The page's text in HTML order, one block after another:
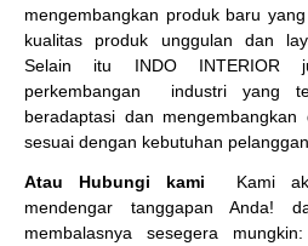
mengembangkan produk baru
kualitas produk unggulan dan
Selain itu INDO INTERIOR
perkembangan industri yang
beradaptasi dan
sesuai dengan kebutuhan
Atau Hubungi kami
Kami
mendengar tanggapan Anda!
membalasnya sesegera mungkin: